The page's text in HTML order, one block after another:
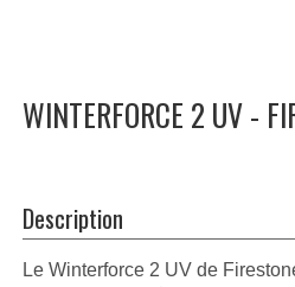
WINTERFORCE 2 UV -
Description
Le Winterforce 2 UV de